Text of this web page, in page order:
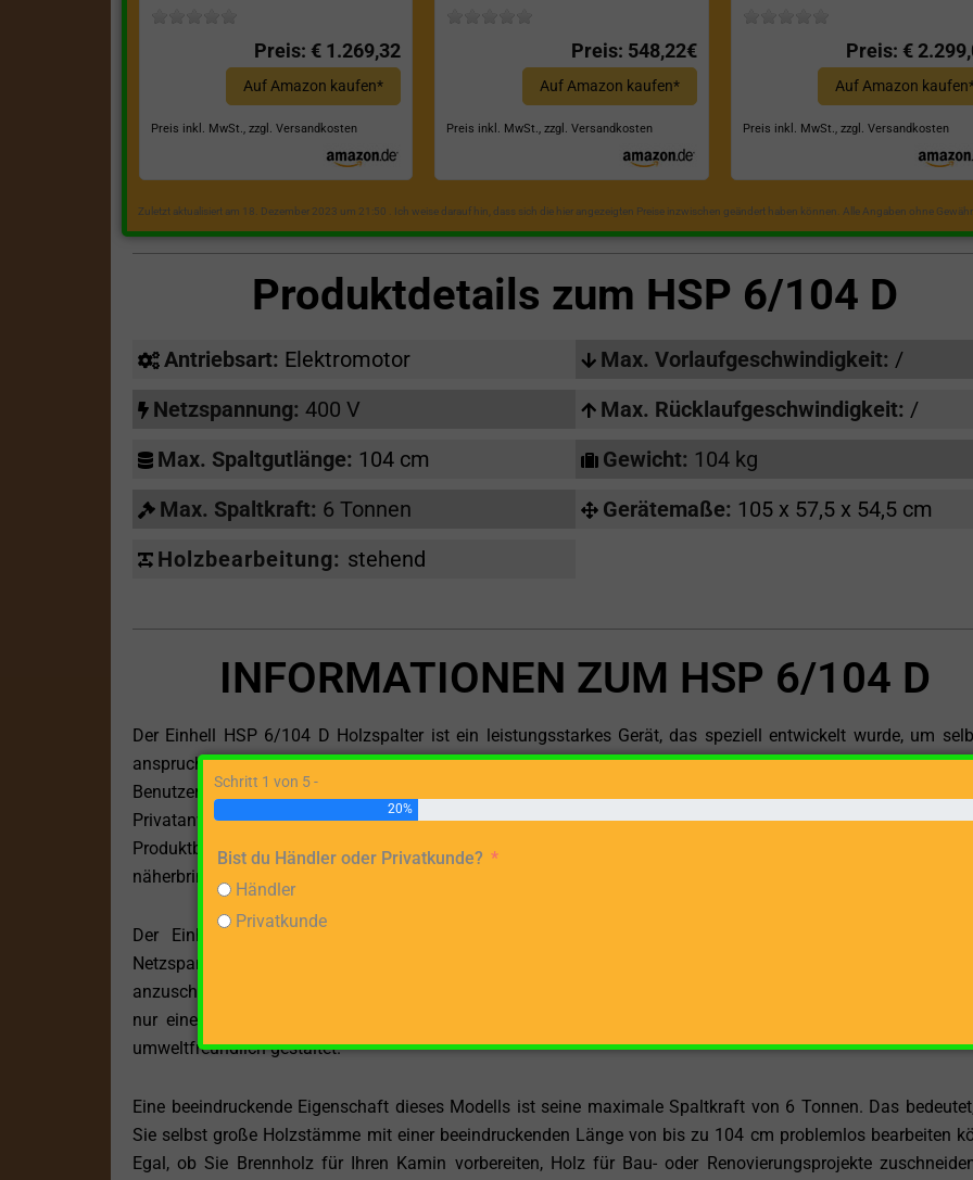
Preis: € 1.269,32
Auf Amazon kaufen*
Preis inkl. MwSt., zzgl. Versandkosten
Preis: 548,22€
Auf Amazon kaufen*
Preis inkl. MwSt., zzgl. Versandkosten
Preis: €
Auf Amazon
Preis inkl. MwSt., zzgl. Versandkosten
Zuletzt aktualisiert am 18. Dezember 2023 um 21:50 . Ich weise darauf hin, dass sich die hier angezeigten Preise inzwischen geändert haben können. Alle Angaben ohne Gewähr.
Produktdetails zum HSP 6/104 D
Antriebsart: Elektromotor
Netzspannung: 400 V
Max. Spaltgutlänge: 104 cm
Max. Spaltkraft: 6 Tonnen
Holzbearbeitung: stehend
Max. Vorlaufgeschwindigkeit: /
Max. Rücklaufgeschwindigkeit: /
Gewicht: 104 kg
Gerätemaße: 105 x 57,5 x 54,5 cm
INFORMATIONEN ZUM HSP 6/104 D
Der Einhell HSP 6/104 D Holzspalter ist ein leistungsstarkes Gerät, das speziell entwickelt wurde, um
anspruchsvollsten Holzbearbeitungsaufgaben zu bewältigen. Mit seiner beeindruckenden Leistung und
Benutzerfreundlichkeit ist dieser Elektro-Holzspalter ideal für professionelle Handwerker sowie
Privatanwender, die große Holzstämme für verschiedene Zwecke benötigen. In dieser
Produktbeschreibung werde ich Ihnen alle technischen Details und die zahlreichen Vorteile des Einhell HSP 6/
näherbringen.
Der Einhell HSP 6/104 D Holzspalter wird von einem zuverlässigen Elektromotor angetrieben, der
Netzspannung von 400 V benötigt. Dies ermöglicht Ihnen, das Gerät einfach an eine geeignete
anzuschließen, um die maximale Leistung zu gewährleisten. Der Elektromotor des Einhell HSP 6/104 D bietet
nur eine konstante Leistung, sondern arbeitet auch leise, was die Arbeit mit dem Holzspalter
umweltfreundlich gestaltet.
Eine beeindruckende Eigenschaft dieses Modells ist seine maximale Spaltkraft von 6 Tonnen. Das
Sie selbst große Holzstämme mit einer beeindruckenden Länge von bis zu 104 cm problemlos bearbeiten
Egal, ob Sie Brennholz für Ihren Kamin vorbereiten, Holz für Bau- oder Renovierungsprojekte
Schritt 1 von 5 -
20%
Bist du Händler oder Privatkunde?
Händler
Privatkunde